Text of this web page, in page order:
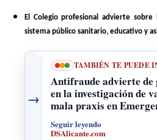
El Colegio profesional advierte sobre
sistema público sanitario, educativo y
→
TAMBIÉN TE PUEDE
Antifraude advierte de
en la investigación de
mala praxis en
Seguir leyendo
DSAlicante.com